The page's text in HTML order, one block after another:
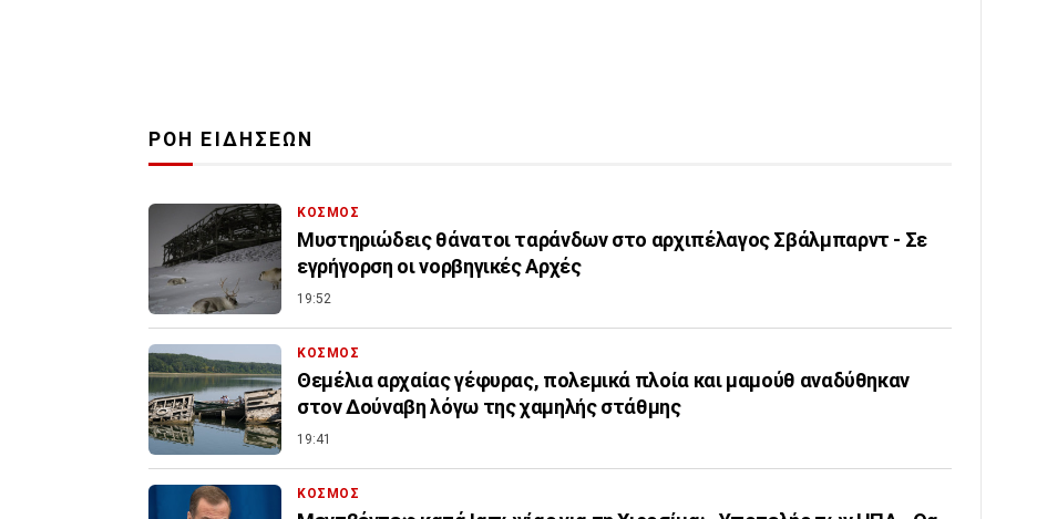
ΡΟΗ ΕΙΔΗΣΕΩΝ
ΚΟΣΜΟΣ
Μυστηριώδεις θάνατοι ταράνδων στο αρχιπέλαγος Σβάλμπαρντ - Σε
εγρήγορση οι νορβηγικές Αρχές
19:52
ΚΟΣΜΟΣ
Θεμέλια αρχαίας γέφυρας, πολεμικά πλοία και μαμούθ αναδύθηκαν
στον Δούναβη λόγω της χαμηλής στάθμης
19:41
ΚΟΣΜΟΣ